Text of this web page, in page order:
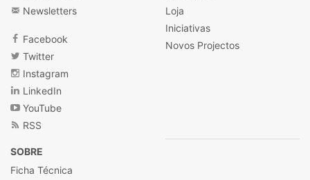
Newsletters
Facebook
Twitter
Instagram
LinkedIn
YouTube
RSS
Loja
Iniciativas
Novos Projectos
SOBRE
Ficha Técnica